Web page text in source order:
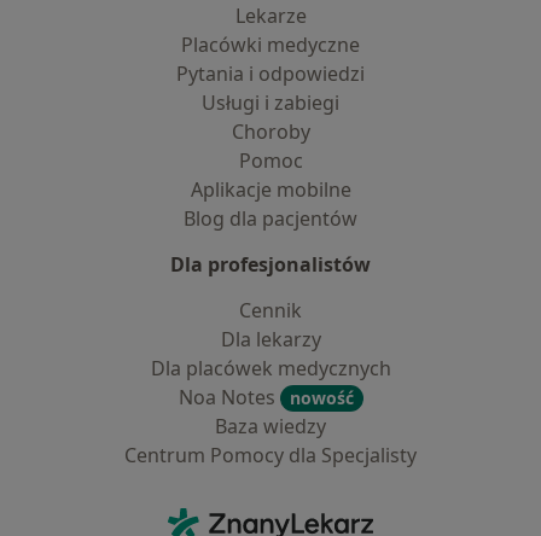
Lekarze
Placówki medyczne
Pytania i odpowiedzi
Usługi i zabiegi
Choroby
Pomoc
Aplikacje mobilne
Blog dla pacjentów
Dla profesjonalistów
Cennik
Dla lekarzy
Dla placówek medycznych
Noa Notes
nowość
Baza wiedzy
Centrum Pomocy dla Specjalisty
ZnanyLekarz - Strona główna